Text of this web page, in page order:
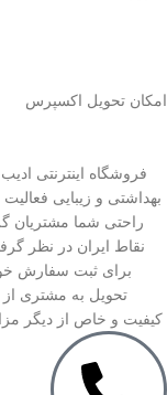
اﻣﮑﺎن ﺗﺤﻮﯾﻞ اﮐﺴﭙﺮس
فروشگاه اینترنتی
بهداشتی و زیبایی
راحتی شما مشتریان
نقاط ایران در نظر
برای ثبت سفارش
تحویل به مشتری از
کیفیت و خاص از دیگر